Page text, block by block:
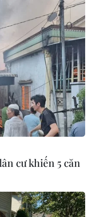
hai nền kinh
kinh tế lớn nhất
cảnh Bắc Kinh
khẩu từ Mỹ vào
cư khiến 5 căn